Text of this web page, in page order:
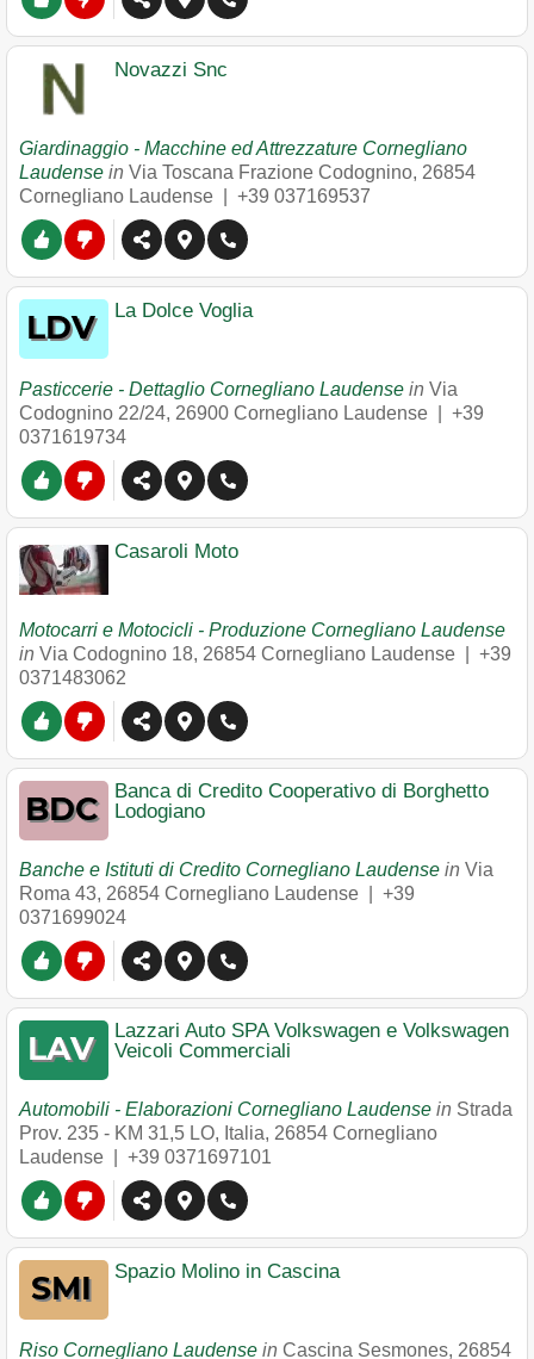
Novazzi Snc
Giardinaggio - Macchine ed Attrezzature Cornegliano
Laudense in Via Toscana Frazione Codognino, 26854
Cornegliano Laudense
+39 037169537
La Dolce Voglia
Pasticcerie - Dettaglio Cornegliano Laudense in Via
Codognino 22/24, 26900 Cornegliano Laudense
+39
0371619734
Casaroli Moto
Motocarri e Motocicli - Produzione Cornegliano Laudense
in Via Codognino 18, 26854 Cornegliano Laudense
+39
0371483062
Banca di Credito Cooperativo di Borghetto
Lodogiano
Banche e Istituti di Credito Cornegliano Laudense in Via
Roma 43, 26854 Cornegliano Laudense
+39
0371699024
Lazzari Auto SPA Volkswagen e Volkswagen
Veicoli Commerciali
Automobili - Elaborazioni Cornegliano Laudense in Strada
Prov. 235 - KM 31,5 LO, Italia, 26854 Cornegliano
Laudense
+39 0371697101
Spazio Molino in Cascina
Riso Cornegliano Laudense in Cascina Sesmones, 26854